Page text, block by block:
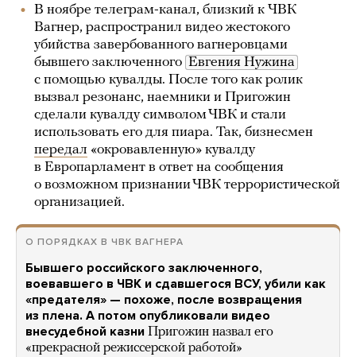
В ноябре телеграм-канал, близкий к ЧВК
Вагнер, распространил видео жестокого
убийства завербованного вагнеровцами
бывшего заключенного Евгения Нужина
с помощью кувалды. После того как ролик
вызвал резонанс, наемники и Пригожин
сделали кувалду символом ЧВК и стали
использовать его для пиара. Так, бизнесмен
передал «окровавленную» кувалду
в Европарламент в ответ на сообщения
о возможном признании ЧВК террористической
организацией.
О ПОРЯДКАХ В ЧВК ВАГНЕРА
Бывшего российского заключенного,
воевавшего в ЧВК и сдавшегося ВСУ, убили как
«предателя» — похоже, после возвращения
из плена. А потом опубликовали видео
внесудебной казни Пригожин назвал его
«прекрасной режиссерской работой»